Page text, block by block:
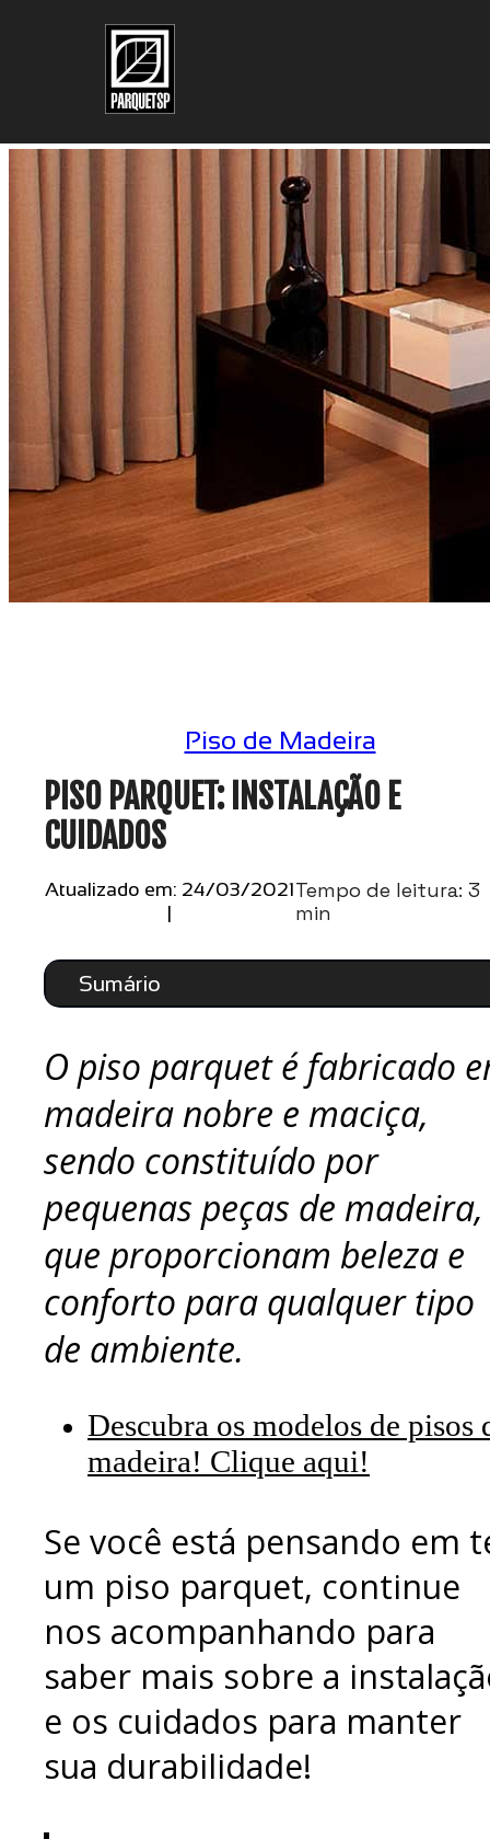
Piso de Madeira
PISO PARQUET: INSTALAÇÃO E
CUIDADOS
Atualizado em: 24/03/2021
|
Tempo de leitura: 3
min
Sumário
O piso parquet é fabricado
madeira nobre e maciça,
sendo constituído por
pequenas peças de madeira,
que proporcionam beleza e
conforto para qualquer tipo
de ambiente.
Descubra os modelos de pisos
madeira! Clique aqui!
Se você está pensando em
um piso parquet, continue
nos acompanhando para
saber mais sobre a
e os cuidados para manter
sua durabilidade!